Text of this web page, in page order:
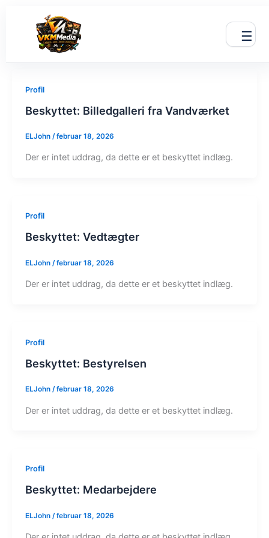
indholdet
☰
Profil
Beskyttet: Billedgalleri fra Vandværket
ELJohn /februar 18, 2026
Der er intet uddrag, da dette er et beskyttet indlæg.
Profil
Beskyttet: Vedtægter
ELJohn /februar 18, 2026
Der er intet uddrag, da dette er et beskyttet indlæg.
Profil
Beskyttet: Bestyrelsen
ELJohn /februar 18, 2026
Der er intet uddrag, da dette er et beskyttet indlæg.
Profil
Beskyttet: Medarbejdere
ELJohn /februar 18, 2026